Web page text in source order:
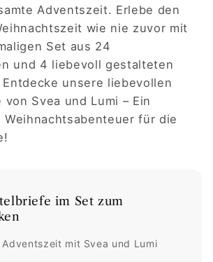
Adventszeit. Erlebe den
wie nie zuvor mit
Set aus 24
und 4 liebevoll gestalteten
Entdecke unsere liebevollen
Svea und Lumi – Ein
Weihnachtsabenteuer für die
im Set zum
Adventszeit mit Svea und Lumi